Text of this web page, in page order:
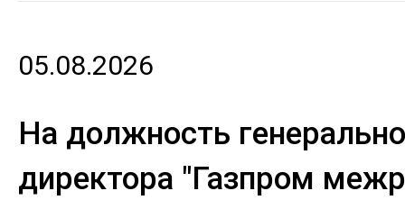
05.08.2026
На должность
директора "Газпром